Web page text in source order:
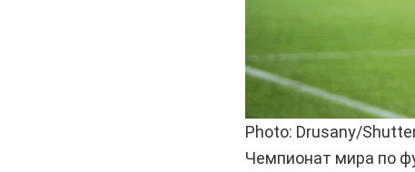
Photo: Drusany/
Чемпионат мира по